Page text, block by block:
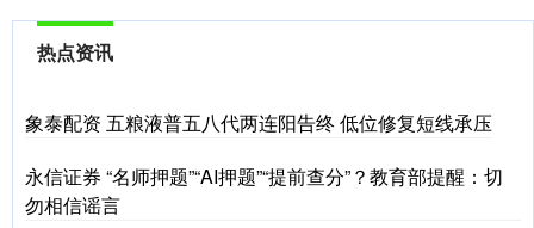
热点资讯
象泰配资 五粮液普五八代两连阳告终 低位修复短线承压
永信证券 “名师押题”“AI押题”“提前查分”？教育部提醒：切
勿相信谣言